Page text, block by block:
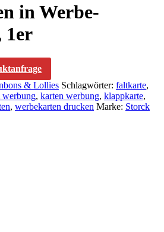
in Werbe-
1er
& Lollies Schlagwörter: faltkarte,
werbung, karten werbung, klappkarte,
, werbekarten drucken Marke: Storck